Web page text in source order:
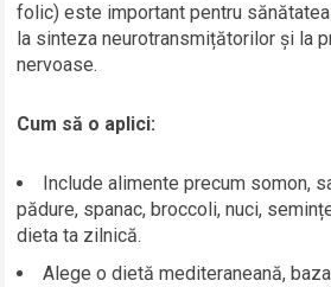
folic) este important pentru
la sinteza neurotransmițătorilor și la
nervoase.
Cum să o aplici:
Include alimente precum somon,
pădure, spanac, broccoli, nuci,
dieta ta zilnică.
Alege o dietă mediteraneană,